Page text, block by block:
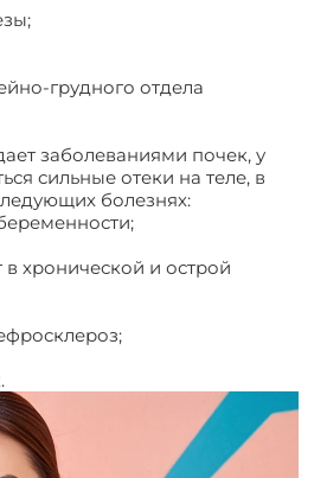
грудного отдела
заболеваниями почек, у
сильные отеки на теле, в
болезнях:
в хронической и острой